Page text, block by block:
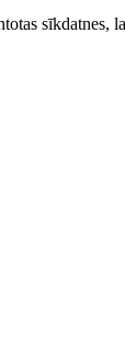
sīkdatnes,